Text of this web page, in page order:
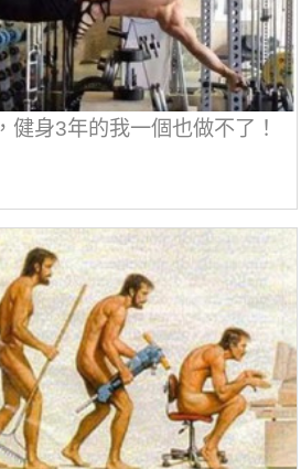
健身3年的我一個也做不了！